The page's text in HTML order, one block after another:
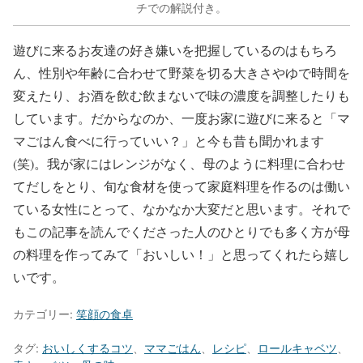
チでの解説付き。
遊びに来るお友達の好き嫌いを把握しているのはもちろ
ん、性別や年齢に合わせて野菜を切る大きさやゆで時間を
変えたり、お酒を飲む飲まないで味の濃度を調整したりも
しています。だからなのか、一度お家に遊びに来ると「マ
マごはん食べに行っていい？」と今も昔も聞かれます
(笑)。我が家にはレンジがなく、母のように料理に合わせ
てだしをとり、旬な食材を使って家庭料理を作るのは働い
ている女性にとって、なかなか大変だと思います。それで
もこの記事を読んでくださった人のひとりでも多く方が母
の料理を作ってみて「おいしい！」と思ってくれたら嬉し
いです。
カテゴリー: 笑顔の食卓
タグ: おいしくするコツ ママごはん レシピ ロールキャベツ